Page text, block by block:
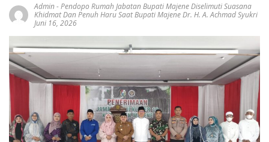
Admin-Pendopo Rumah Jabatan Bupati Majene Diselimuti Suasana
Khidmat Dan Penuh Haru Saat Bupati Majene Dr. H. A. Achmad Syukri
Juni 16, 2026